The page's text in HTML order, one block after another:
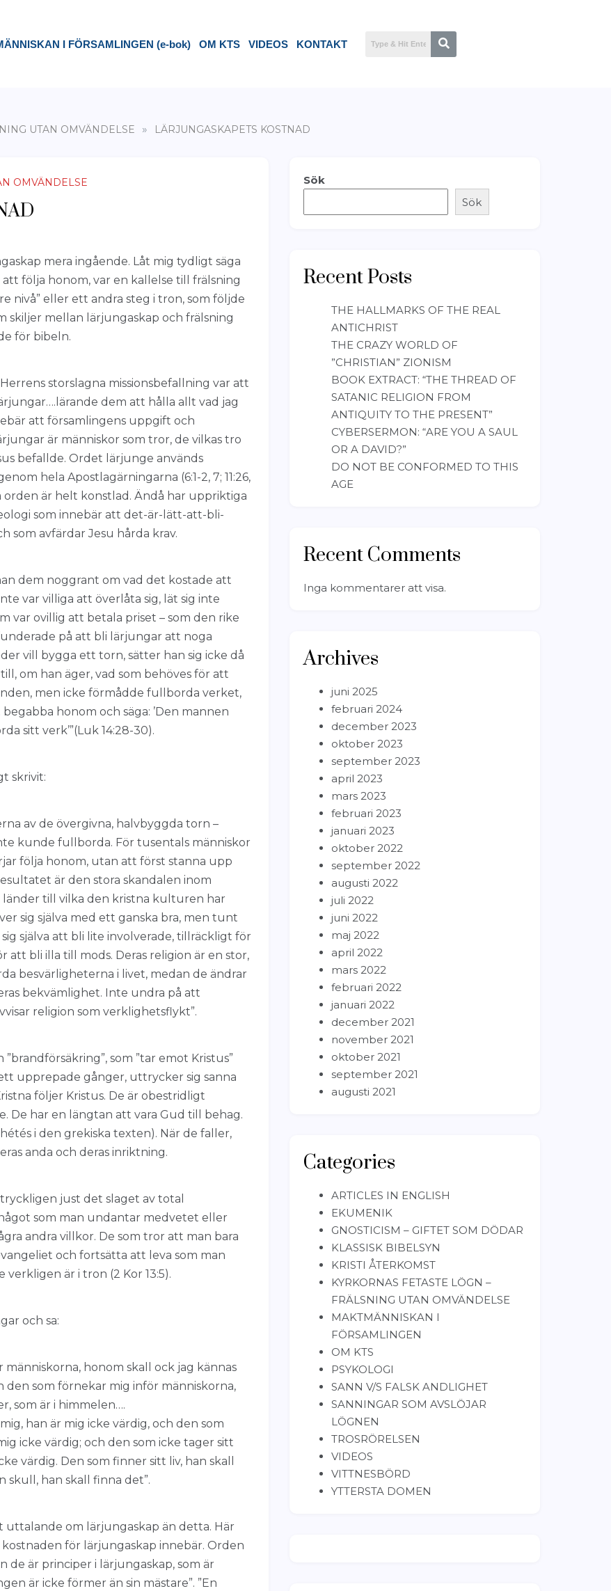
I FÖRSAMLINGEN (e-bok) OM KTS VIDEOS KONTAKT
UTAN OMVÄNDELSE » LÄRJUNGASKAPETS KOSTNAD
OMVÄNDELSE
mera ingående. Låt mig tydligt säga
följa honom, var en kallelse till frälsning
nivå” eller ett andra steg i tron, som följde
skiljer mellan lärjungaskap och frälsning
för bibeln.
storslagna missionsbefallning var att
dem att hålla allt vad jag
att församlingens uppgift och
är människor som tror, de vilkas tro
befallde. Ordet lärjunge används
hela Apostlagärningarna (6:1-2, 7; 11:26,
orden är helt konstlad. Ändå har uppriktiga
som innebär att det-är-lätt-att-bli-
som avfärdar Jesu hårda krav.
dem noggrant om vad det kostade att
var villiga att överlåta sig, lät sig inte
var ovillig att betala priset – som den rike
på att bli lärjungar att noga
vill bygga ett torn, sätter han sig icke då
om han äger, vad som behöves för att
men icke förmådde fullborda verket,
honom och säga: ’Den mannen
sitt verk’”(Luk 14:28-30).
skrivit:
av de övergivna, halvbyggda torn –
kunde fullborda. För tusentals människor
följa honom, utan att först stanna upp
är den stora skandalen inom
länder till vilka den kristna kulturen har
sig själva med ett ganska bra, men tunt
själva att bli lite involverade, tillräckligt för
bli illa till mods. Deras religion är en stor,
besvärligheterna i livet, medan de ändrar
bekvämlighet. Inte undra på att
religion som verklighetsflykt”.
som ”tar emot Kristus”
upprepade gånger, uttrycker sig sanna
följer Kristus. De är obestridligt
De har en längtan att vara Gud till behag.
i den grekiska texten). När de faller,
anda och deras inriktning.
just det slaget av total
som man undantar medvetet eller
andra villkor. De som tror att man bara
och fortsätta att leva som man
verkligen är i tron (2 Kor 13:5).
och sa:
honom skall ock jag kännas
den som förnekar mig inför människorna,
som är i himmelen….
han är mig icke värdig, och den som
icke värdig; och den som icke tager sitt
värdig. Den som finner sitt liv, han skall
skull, han skall finna det”.
om lärjungaskap än detta. Här
för lärjungaskap innebär. Orden
de är principer i lärjungaskap, som är
är icke förmer än sin mästare”. ”En
Sök
Sök
Recent Posts
THE HALLMARKS OF THE REAL
ANTICHRIST
THE CRAZY WORLD OF
”CHRISTIAN” ZIONISM
BOOK EXTRACT: “THE THREAD OF
SATANIC RELIGION FROM
ANTIQUITY TO THE PRESENT”
CYBERSERMON: “ARE YOU A SAUL
OR A DAVID?”
DO NOT BE CONFORMED TO THIS
AGE
Recent Comments
Inga kommentarer att visa.
Archives
juni 2025
februari 2024
december 2023
oktober 2023
september 2023
april 2023
mars 2023
februari 2023
januari 2023
oktober 2022
september 2022
augusti 2022
juli 2022
juni 2022
maj 2022
april 2022
mars 2022
februari 2022
januari 2022
december 2021
november 2021
oktober 2021
september 2021
augusti 2021
Categories
ARTICLES IN ENGLISH
EKUMENIK
GNOSTICISM – GIFTET SOM DÖDAR
KLASSISK BIBELSYN
KRISTI ÅTERKOMST
KYRKORNAS FETASTE LÖGN –
FRÄLSNING UTAN OMVÄNDELSE
MAKTMÄNNISKAN I
FÖRSAMLINGEN
OM KTS
PSYKOLOGI
SANN V/S FALSK ANDLIGHET
SANNINGAR SOM AVSLÖJAR
LÖGNEN
TROSRÖRELSEN
VIDEOS
VITTNESBÖRD
YTTERSTA DOMEN